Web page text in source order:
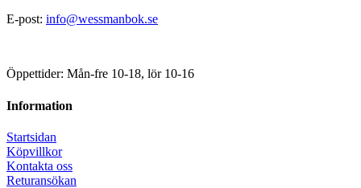
E-post: info@wessmanbok.se
Öppettider: Mån-fre 10-18, lör 10-16
Information
Startsidan
Köpvillkor
Kontakta oss
Returansökan